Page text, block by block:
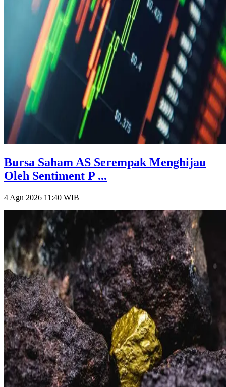
Bursa Saham AS Serempak Menghijau
Oleh Sentiment P ...
4 Agu 2026 11:40 WIB